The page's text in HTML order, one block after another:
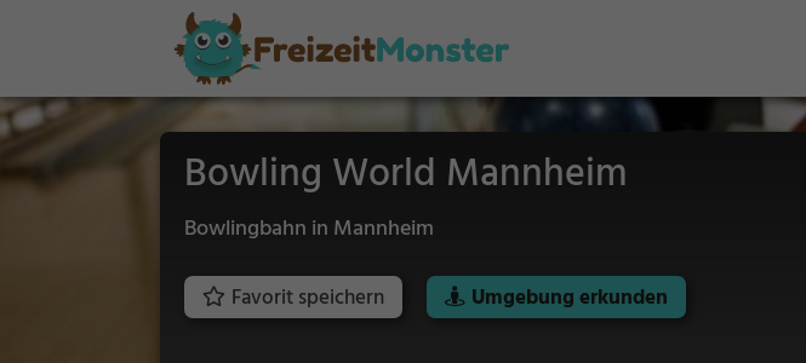
Bowling World Mannheim
Bowlingbahn in Mannheim
Favorit speichern Umgebung erkunden